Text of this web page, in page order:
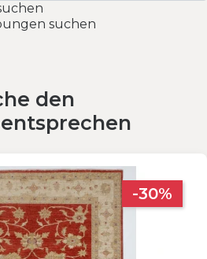
suchen
den
-30%